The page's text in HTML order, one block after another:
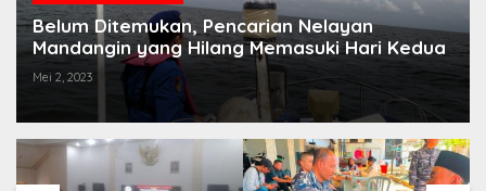
Belum Ditemukan, Pencarian Nelayan
Mandangin yang Hilang Memasuki Hari Kedua
Mei 2, 2023